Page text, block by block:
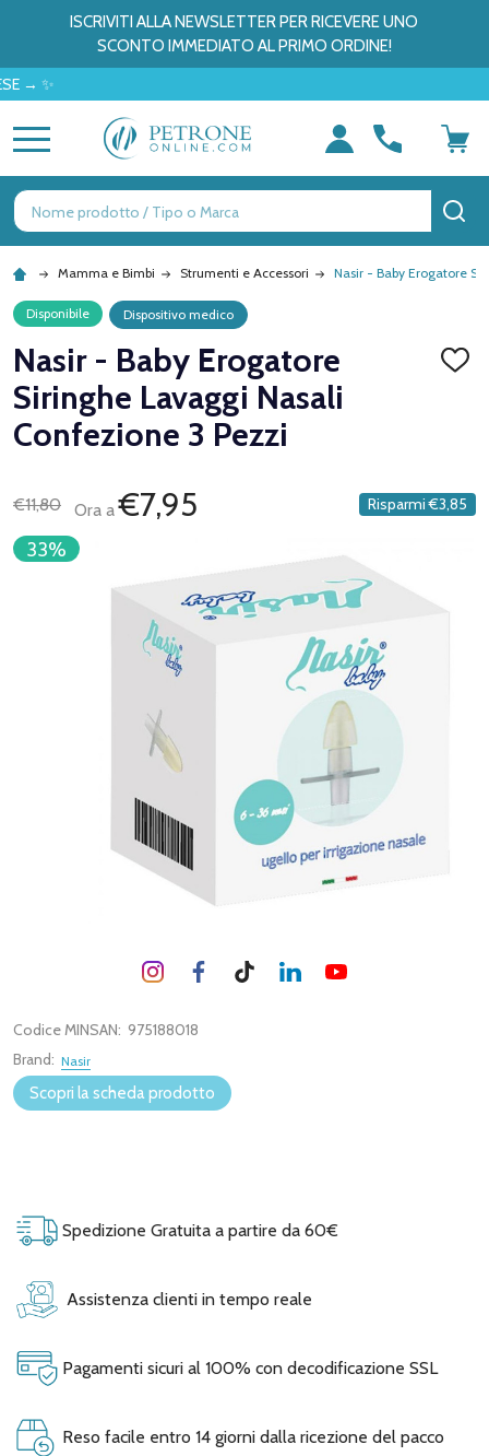
ISCRIVITI ALLA NEWSLETTER PER RICEVERE UNO
SCONTO IMMEDIATO AL PRIMO ORDINE!
Ricerca
Mamma e Bimbi Strumenti e Accessori Nasir - Baby Erogatore
Disponibile Dispositivo medico
Nasir - Baby Erogatore
Siringhe Lavaggi Nasali
Confezione 3 Pezzi
€11,80 Ora a€7,95 Risparmi €3,85
33%
Codice MINSAN: 975188018
Brand: Nasir
Scopri la scheda prodotto
Spedizione Gratuita a partire da 60€
Assistenza clienti in tempo reale
Pagamenti sicuri al 100% con decodificazione SSL
Reso facile entro 14 giorni dalla ricezione del pacco